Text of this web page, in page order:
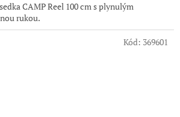
CAMP Reel 100 cm s plynulým
rukou.
Kód: 369601